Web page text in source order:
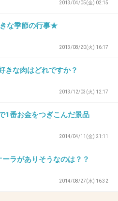
かな
、準主役が死んだらど
ちゃんが、真犯人に脅
件。
2013/04/05(金) 02:15
な季節の行事★
2013/08/20(火) 16:17
きな肉はどれですか？
2013/12/03(火) 12:17
1番お金をつぎこんだ景品
2014/04/11(金) 21:11
ラがありそうなのは？？
2014/08/27(水) 16:32